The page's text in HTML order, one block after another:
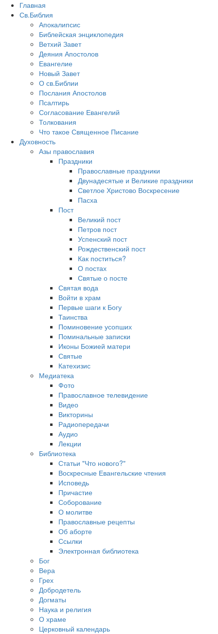
Главная
Св.Библия
Апокалипсис
Библейская энциклопедия
Ветхий Завет
Деяния Апостолов
Евангелие
Новый Завет
О св.Библии
Послания Апостолов
Псалтирь
Согласование Евангелий
Толкования
Что такое Священное Писание
Духовность
Азы православия
Праздники
Православные праздники
Двунадесятые и Великие праздники
Светлое Христово Воскресение
Пасха
Пост
Великий пост
Петров пост
Успенский пост
Рождественский пост
Как поститься?
О постах
Святые о посте
Святая вода
Войти в храм
Первые шаги к Богу
Таинства
Поминовение усопших
Поминальные записки
Иконы Божией матери
Святые
Катехизис
Медиатека
Фото
Православное телевидение
Видео
Викторины
Радиопередачи
Аудио
Лекции
Библиотека
Статьи "Что нового?"
Воскресные Евангельские чтения
Исповедь
Причастие
Соборование
О молитве
Православные рецепты
Об аборте
Ссылки
Электронная библиотека
Бог
Вера
Грех
Добродетель
Догматы
Наука и религия
О храме
Церковный календарь